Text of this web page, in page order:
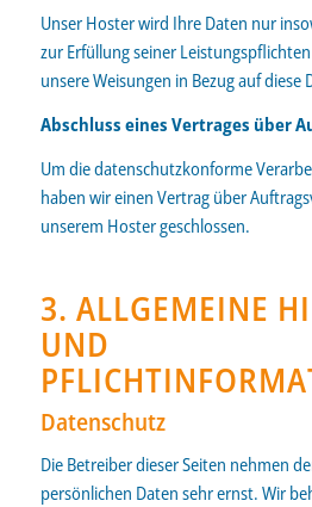
Unser Hoster wird Ihre Daten nur
zur Erfüllung seiner
unsere Weisungen in Bezug auf diese
Abschluss eines Vertrages über
Um die datenschutzkonforme
haben wir einen Vertrag über
unserem Hoster geschlossen.
3. ALLGEMEINE
UND
Datenschutz
Die Betreiber dieser Seiten nehmen
persönlichen Daten sehr ernst. Wir